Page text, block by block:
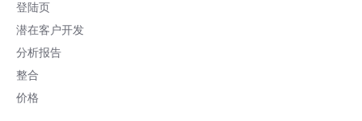
登陆页
潜在客户开发
分析报告
整合
价格